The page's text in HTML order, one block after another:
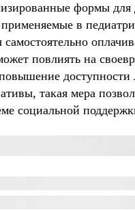
формы
в
повлиять на
доступности
такая мера
социальной